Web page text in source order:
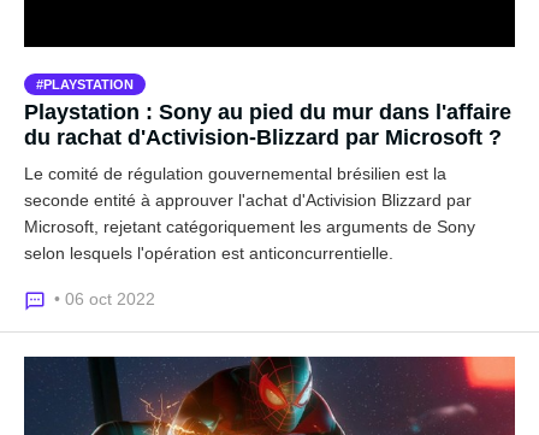
PLAYSTATION
Playstation : Sony au pied du mur dans l'affaire
du rachat d'Activision-Blizzard par Microsoft ?
Le comité de régulation gouvernemental brésilien est la
seconde entité à approuver l'achat d'Activision Blizzard par
Microsoft, rejetant catégoriquement les arguments de Sony
selon lesquels l'opération est anticoncurrentielle.
• 06 oct 2022